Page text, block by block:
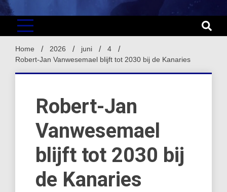
Home 2026 juni
4
Robert-Jan Vanwesemael blijft tot 2030 bij de Kanaries
Robert-Jan
Vanwesemael
blijft tot 2030 bij
de Kanaries